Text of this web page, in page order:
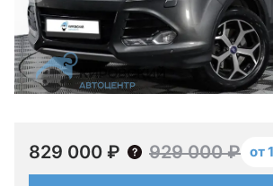
829 000 ₽ 929 000 ₽ от